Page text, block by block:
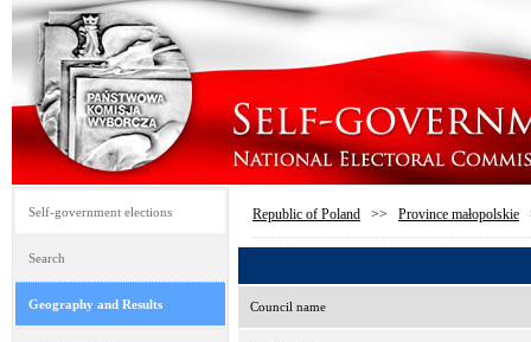
Self-government elections
Search
Geography and Results
Republic of Poland >> Province małopolskie
Council name